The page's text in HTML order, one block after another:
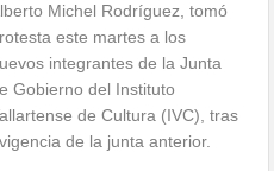
Michel Rodríguez, tomó
este martes a los
integrantes de la Junta
Gobierno del Instituto
de Cultura (IVC), tras
de la junta anterior.